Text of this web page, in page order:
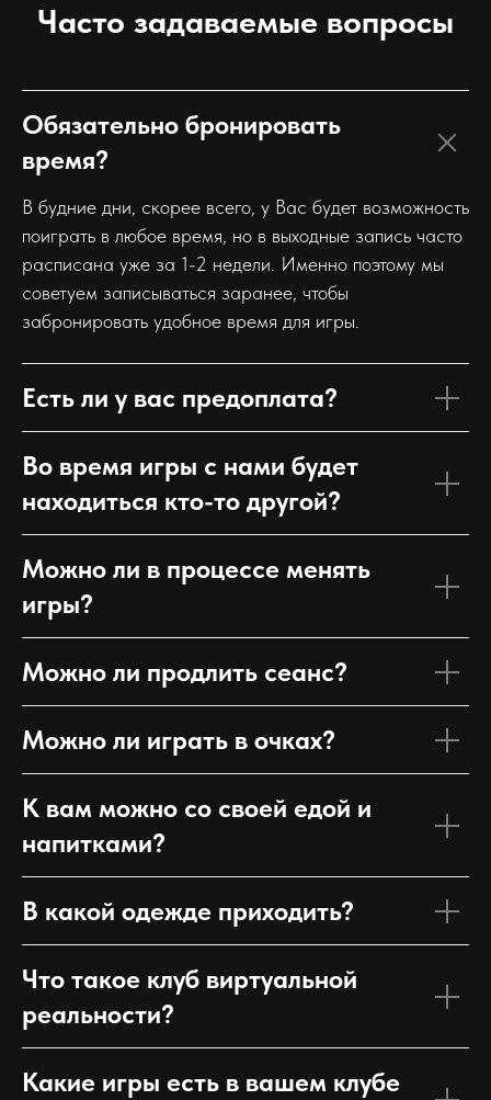
Часто задаваемые вопросы
Обязательно бронировать
время?
В будние дни, скорее всего, у Вас будет возможность
поиграть в любое время, но в выходные запись часто
расписана уже за 1-2 недели. Именно поэтому мы
советуем записываться заранее, чтобы
забронировать удобное время для игры.
Есть ли у вас предоплата?
Во время игры с нами будет
находиться кто-то другой?
Можно ли в процессе менять
игры?
Можно ли продлить сеанс?
Можно ли играть в очках?
К вам можно со своей едой и
напитками?
В какой одежде приходить?
Что такое клуб виртуальной
реальности?
Какие игры есть в вашем клубе